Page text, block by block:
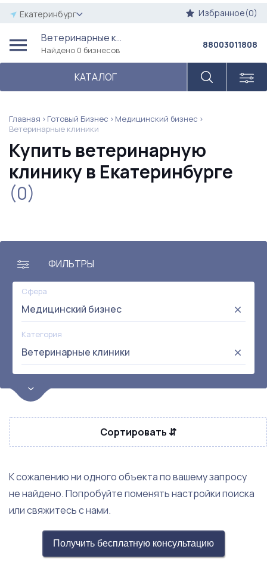
Екатеринбург Избранное(0)
Ветеринарные клиники
Найдено 0 бизнесов
КАТАЛОГ
88003011808
Главная Готовый Бизнес
Медицинский бизнес
Ветеринарные клиники
Купить ветеринарную
клинику в Екатеринбурге
(0)
ФИЛЬТРЫ
Сфера
Медицинский бизнес
Категория
Ветеринарные клиники
Цена
от:
до:
Прибыль
Сортировать ⇵
К сожалению ни одного объекта по вашему запросу
не найдено. Попробуйте поменять настройки поиска
или свяжитесь с нами.
Получить бесплатную консультацию